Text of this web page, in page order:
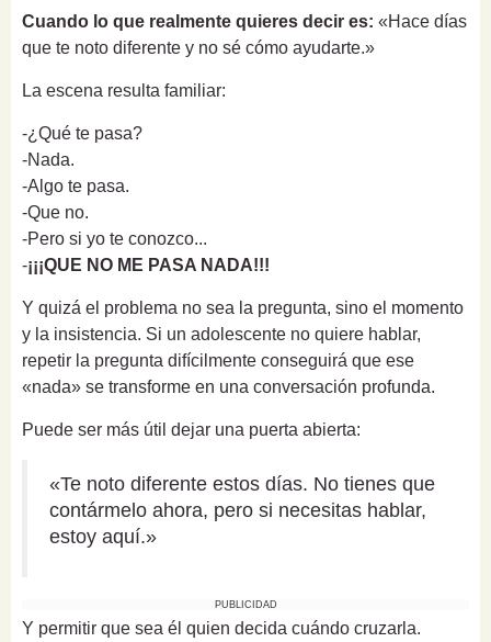
Cuando lo que realmente quieres decir es: «Hace días
que te noto diferente y no sé cómo ayudarte.»
La escena resulta familiar:
-¿Qué te pasa?
-Nada.
-Algo te pasa.
-Que no.
-Pero si yo te conozco...
-¡¡¡QUE NO ME PASA NADA!!!
Y quizá el problema no sea la pregunta, sino el momento
y la insistencia. Si un adolescente no quiere hablar,
repetir la pregunta difícilmente conseguirá que ese
«nada» se transforme en una conversación profunda.
Puede ser más útil dejar una puerta abierta:
«Te noto diferente estos días. No tienes que
contármelo ahora, pero si necesitas hablar,
estoy aquí.»
PUBLICIDAD
Y permitir que sea él quien decida cuándo cruzarla.